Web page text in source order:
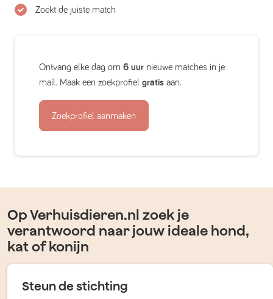
Zoekt de juiste match
Ontvang elke dag om 6 uur nieuwe matches in je
mail. Maak een zoekprofiel gratis aan.
Zoekprofiel aanmaken
Op Verhuisdieren.nl zoek je
verantwoord naar jouw ideale hond,
kat of konijn
Steun de stichting